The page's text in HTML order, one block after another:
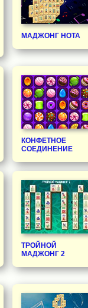
МАДЖОНГ НОТА
КОНФЕТНОЕ
СОЕДИНЕНИЕ
ТРОЙНОЙ
МАДЖОНГ 2